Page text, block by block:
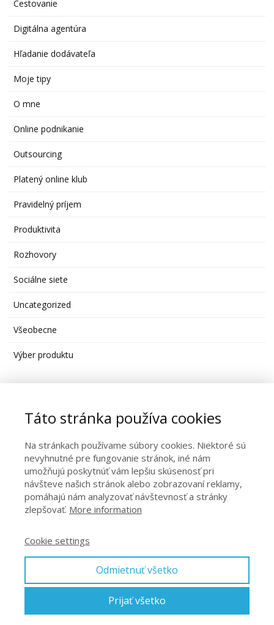
Cestovanie
Digitálna agentúra
Hľadanie dodávateľa
Moje tipy
O mne
Online podnikanie
Outsourcing
Platený online klub
Pravidelný príjem
Produktivita
Rozhovory
Sociálne siete
Uncategorized
Všeobecne
Výber produktu
Moja stránka na Facebooku
Kontakt
Ochrana osobných údajov
© 2026 Miloslav Ježo Blog
Táto stránka používa cookies
Na stránkach používame súbory cookies. Niektoré sú
nevyhnutné pre fungovanie stránok, iné nám
umožňujú poskytnúť vám lepšiu skúsenosť pri
návšteve našich stránok alebo zobrazovaní reklamy,
pomáhajú nám analyzovať návštevnosť a stránky
zlepšovať. More information
Cookie settings
Odmietnuť všetko
Prijať všetko